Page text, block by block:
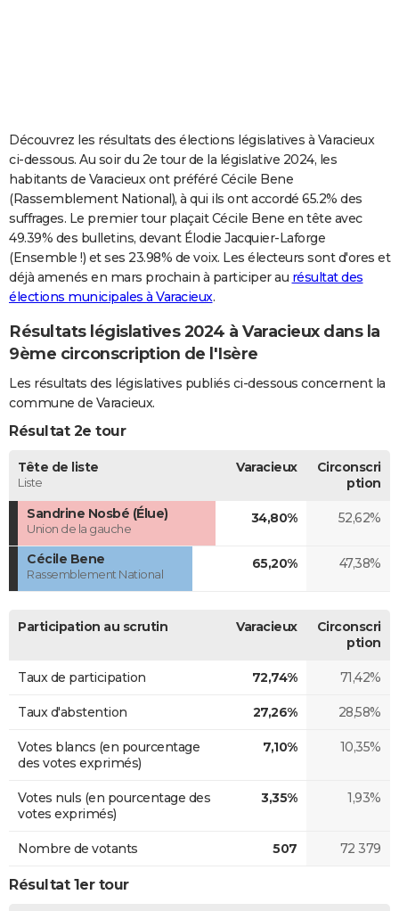
Carte de Noël
Carte Bonne année
Carte Saint-Valentin
Carte Pâques
Carte d'anniversaire
DICTIONNAIRE
Dictionnaire
Biographies
Citations
Expressions
Proverbes
PROGRAMME TV
COPAINS D'AVANT
S'inscrire
Se connecter
Lycées
Collèges
Primaires
Universités
Entreprises
Service militaire
Avis de recherche
AVIS DE DÉCÈS
Découvrez les résultats des élections législatives à Varacieux
ci-dessous. Au soir du 2e tour de la législative 2024, les
habitants de Varacieux ont préféré Cécile Bene
(Rassemblement National), à qui ils ont accordé 65.2% des
suffrages. Le premier tour plaçait Cécile Bene en tête avec
49.39% des bulletins, devant Élodie Jacquier-Laforge
(Ensemble !) et ses 23.98% de voix. Les électeurs sont d'ores et
déjà amenés en mars prochain à participer au résultat des
élections municipales à Varacieux.
Résultats législatives 2024 à Varacieux dans la
9ème circonscription de l'Isère
Les résultats des législatives publiés ci-dessous concernent la
commune de Varacieux.
Résultat 2e tour
Tête de liste
Liste
Varacieux
Circonscri
ption
Sandrine Nosbé (Élue)
Union de la gauche
34,80% 52,62%
Cécile Bene
Rassemblement National
65,20% 47,38%
Participation au scrutin Varacieux
Circonscri
ption
Taux de participation 72,74% 71,42%
Taux d'abstention 27,26% 28,58%
Votes blancs (en pourcentage
des votes exprimés)
7,10% 10,35%
Votes nuls (en pourcentage des
votes exprimés)
3,35% 1,93%
Nombre de votants 507 72 379
Résultat 1er tour